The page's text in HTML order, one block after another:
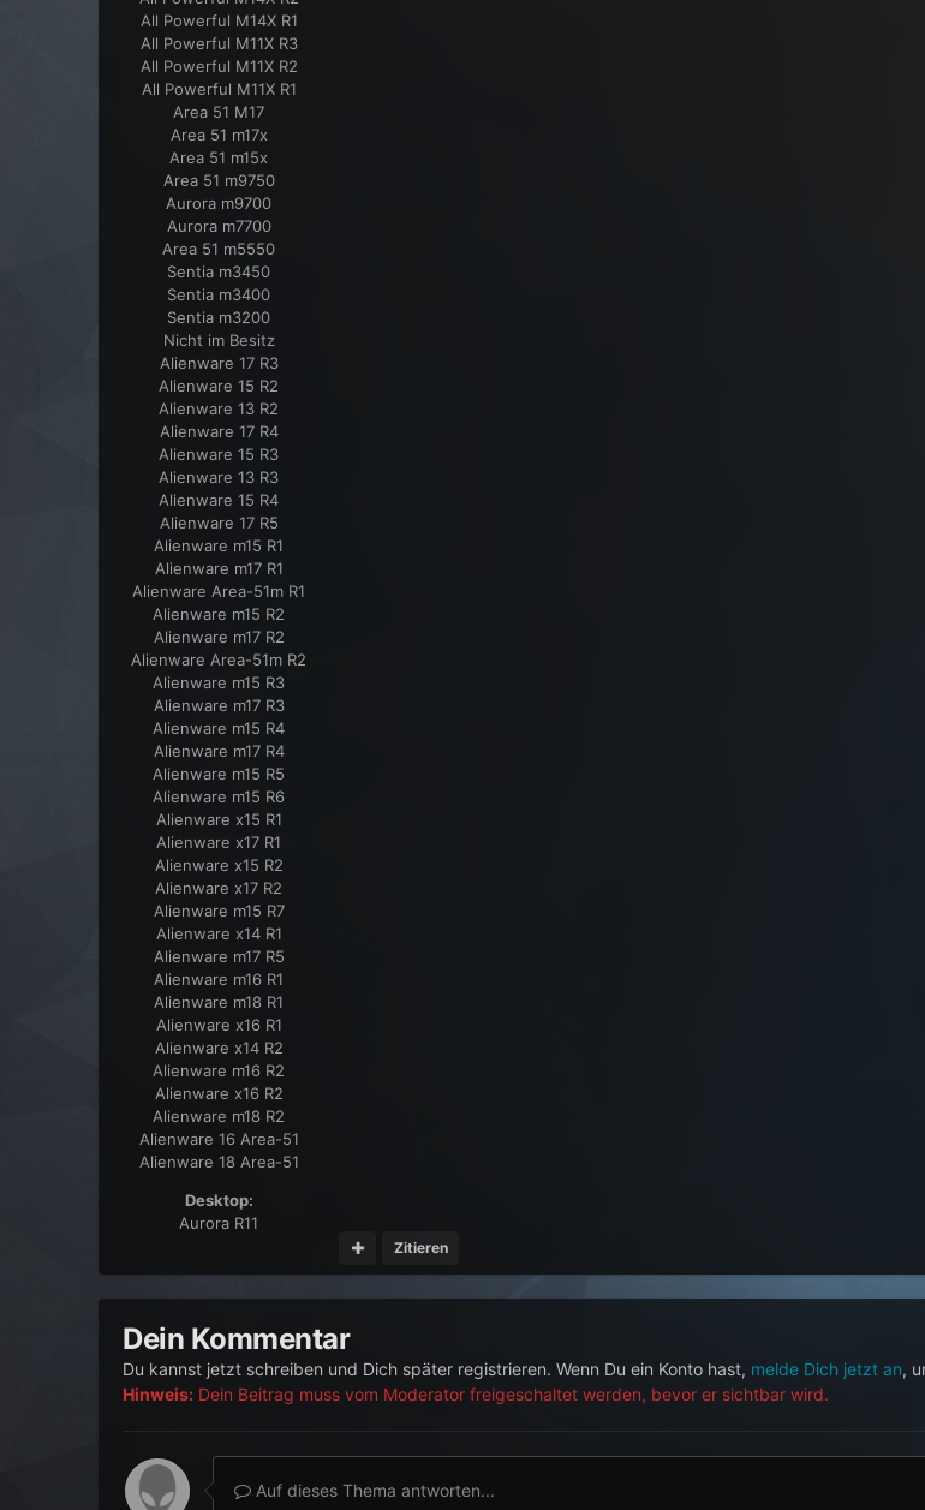
All Powerful M14X R1
All Powerful M11X R3
All Powerful M11X R2
All Powerful M11X R1
Area 51 M17
Area 51 m17x
Area 51 m15x
Area 51 m9750
Aurora m9700
Aurora m7700
Area 51 m5550
Sentia m3450
Sentia m3400
Sentia m3200
Nicht im Besitz
Alienware 17 R3
Alienware 15 R2
Alienware 13 R2
Alienware 17 R4
Alienware 15 R3
Alienware 13 R3
Alienware 15 R4
Alienware 17 R5
Alienware m15 R1
Alienware m17 R1
Alienware Area-51m R1
Alienware m15 R2
Alienware m17 R2
Alienware Area-51m R2
Alienware m15 R3
Alienware m17 R3
Alienware m15 R4
Alienware m17 R4
Alienware m15 R5
Alienware m15 R6
Alienware x15 R1
Alienware x17 R1
Alienware x15 R2
Alienware x17 R2
Alienware m15 R7
Alienware x14 R1
Alienware m17 R5
Alienware m16 R1
Alienware m18 R1
Alienware x16 R1
Alienware x14 R2
Alienware m16 R2
Alienware x16 R2
Alienware m18 R2
Alienware 16 Area-51
Alienware 18 Area-51
Desktop:
Aurora R11
Zitieren
Dein Kommentar
Du kannst jetzt schreiben und Dich später registrieren. Wenn Du ein Konto hast, melde Dich jetzt an,
Hinweis: Dein Beitrag muss vom Moderator freigeschaltet werden, bevor er sichtbar wird.
Auf dieses Thema antworten...